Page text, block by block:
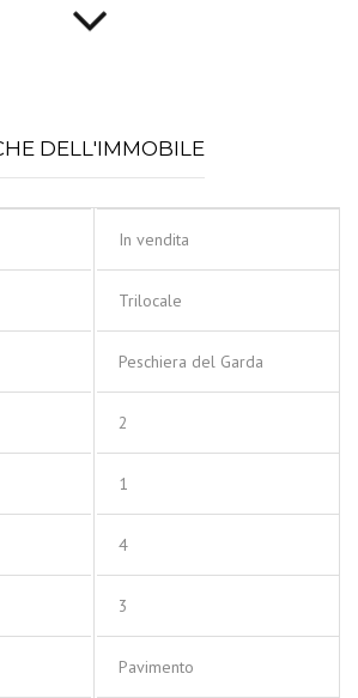
DELL'IMMOBILE
In vendita
Trilocale
Peschiera del Garda
2
1
4
3
Pavimento